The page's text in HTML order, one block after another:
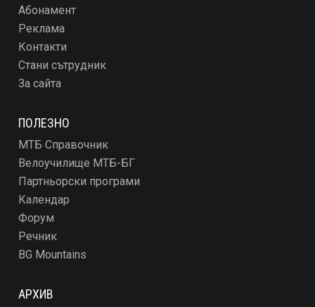
Абонамент
Реклама
Контакти
Стани сътрудник
За сайта
ПОЛЕЗНО
МТБ Справочник
Велоучилище МТБ-БГ
Партньорски програми
Календар
Форум
Речник
BG Mountains
АРХИВ